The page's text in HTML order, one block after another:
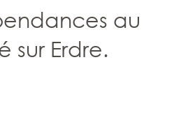
au
sur Erdre.